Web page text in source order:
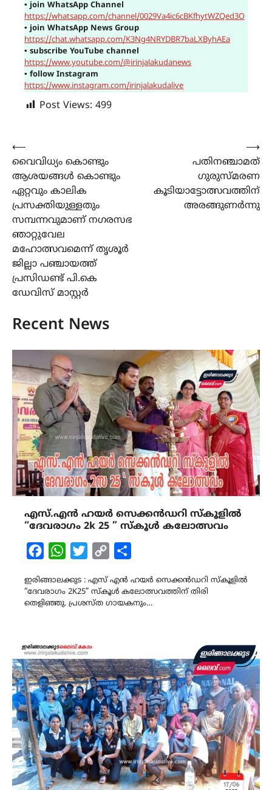
▪join WhatsApp Channel
https://whatsapp.com/channel/0029Va4ic6cBKfhytWZQed3O
▪join WhatsApp News Group
https://chat.whatsapp.com/K3Ng4NRYDBR7baLXByhAEa
▪ subscribe YouTube channel
https://www.youtube.com/@irinjalakudanews
▪ follow Instagram
https://www.instagram.com/irinjalakudalive
Post Views: 499
Post
navigation
⟵
വൈവിധ്യം കൊണ്ടും
ആശയങ്ങൾ കൊണ്ടും
ഏറ്റവും കാലിക
പ്രസക്തിയുള്ളതും
സമ്പന്നവുമാണ് നഗരസഭ
ഞാറ്റുവേല
മഹോത്സവമെന്ന് തൃശൂർ
ജില്ലാ പഞ്ചായത്ത്
പ്രസിഡണ്ട് പി.കെ
ഡേവിസ് മാസ്റ്റർ
പതിനഞ്ചാമത്
ഗുരുസ്മരണ
കൂടിയാട്ടോത്സവത്തിന്
അരങ്ങുണർന്നു
⟶
Recent News
എസ്.എൻ ഹയർ സെക്കൻഡറി സ്കൂളിൽ
“ദേവരാഗം 2k 25 ” സ്കൂൾ കലോത്സവം
FacebookWhatsAppTwitterCopy
ഇരിങ്ങാലക്കുട : എസ് എൻ ഹയർ സെക്കൻഡറി സ്കൂളിൽ
“ദേവരാഗം 2K25” സ്കൂൾ കലോത്സവത്തിന് തിരി
തെളിഞ്ഞു. പ്രശസ്ത ഗായകനും…